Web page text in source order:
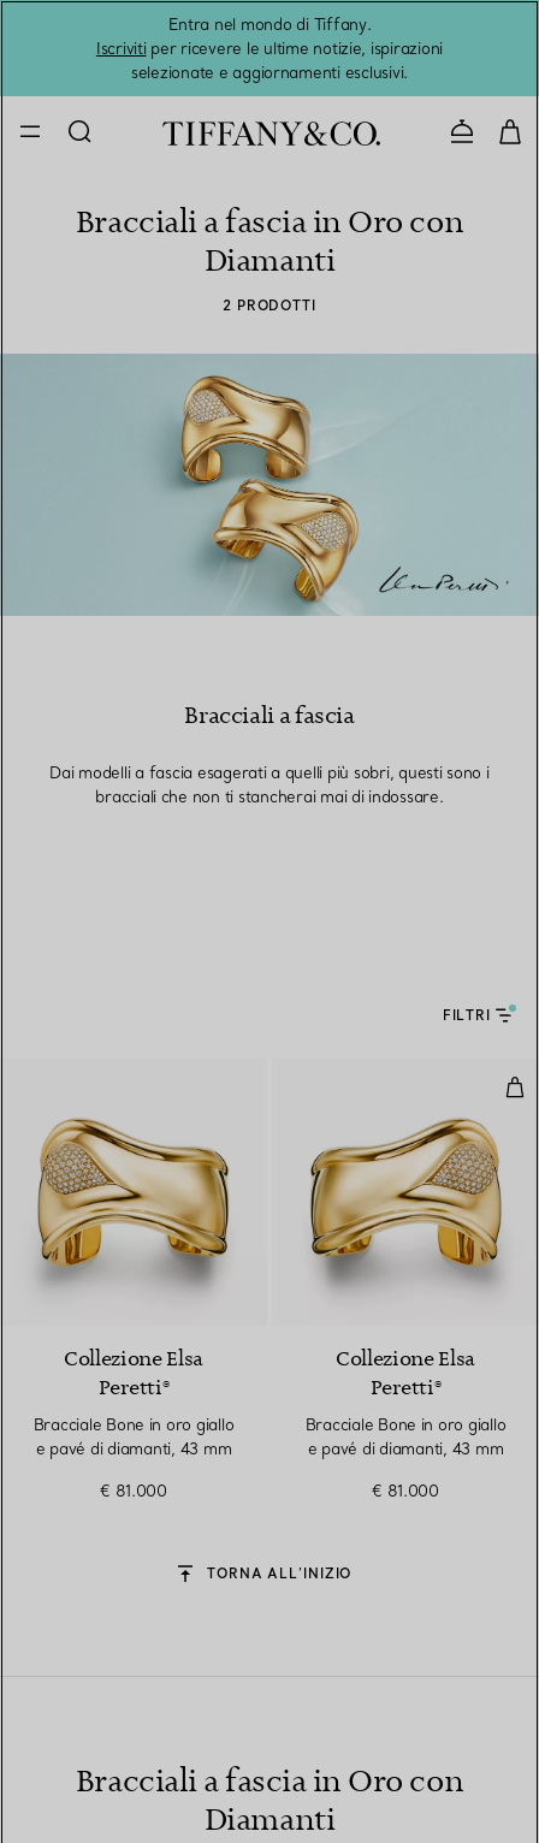
Entra nel mondo di Tiffany.
Iscrivitiper ricevere le ultime notizie, ispirazioni
selezionate e aggiornamenti esclusivi.
Bracciali a fascia in Oro con
Diamanti
2 PRODOTTI
Bracciali a fascia
Dai modelli a fascia esagerati a quelli più sobri, questi sono i
bracciali che non ti stancherai mai di indossare.
FILTRI
Collezione Elsa
Peretti®
Bracciale Bone in oro giallo
e pavé di diamanti, 43 mm
€ 81.000
Collezione Elsa
Peretti®
Bracciale Bone in oro giallo
e pavé di diamanti, 43 mm
€ 81.000
TORNA ALL’INIZIO
Bracciali a fascia in Oro con
Diamanti